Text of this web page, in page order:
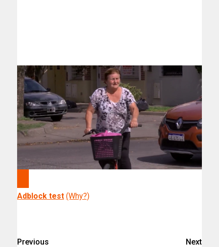
Adblock test (Why?)
Previous
Next